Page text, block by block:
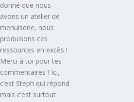
donné que nous
avons un atelier de
menuiserie, nous
produisons ces
ressources en excès !
Merci à toi pour tes
commentaires ! Ici,
c’est Steph qui répond
mais c’est surtout